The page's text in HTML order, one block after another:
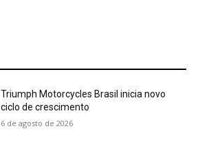
Triumph Motorcycles Brasil inicia novo
ciclo de crescimento
6 de agosto de 2026